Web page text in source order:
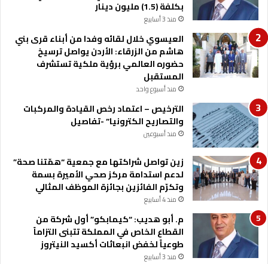
ن
م
ت
ش
ت
ت
بكلفة (1.5) مليون دينار
منذ 3 أسابيع
العيسوي خلال لقائه وفدا من أبناء قرى بني
هاشم من الزرقاء: الأردن يواصل ترسيخ
حضوره العالمي برؤية ملكية تستشرف
المستقبل
منذ أسبوع واحد
الترخيص – اعتماد رخص القيادة والمركبات
والتصاريح الكترونيا” -تفاصيل
منذ أسبوعين
زين تواصل شراكتها مع جمعية “همّتنا صحة”
لدعم استدامة مركز صحي الأميرة بسمة
وتكرّم الفائزين بجائزة الموظف المثالي
منذ 4 أسابيع
م. أبو هديب: “كيمابكو” أول شركة من
القطاع الخاص في المملكة تتبنى التزاماً
طوعياً لخفض انبعاثات أكسيد النيتروز
منذ 3 أسابيع